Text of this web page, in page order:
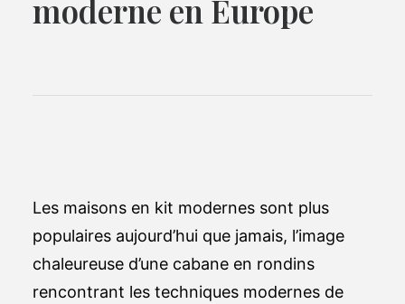
moderne en Europe
Les maisons en kit modernes sont plus
populaires aujourd’hui que jamais, l’image
chaleureuse d’une cabane en rondins
rencontrant les techniques modernes de